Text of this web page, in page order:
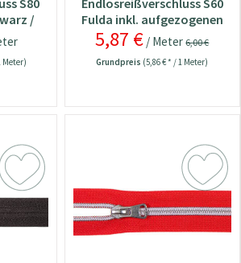
S80
/
Meter)
Endlosreißverschluss S60
Fulda inkl. aufgezogenen
Schieber braun
5,87 € / Meter6,00 €
Grundpreis (5,86 € * / 1 Meter)